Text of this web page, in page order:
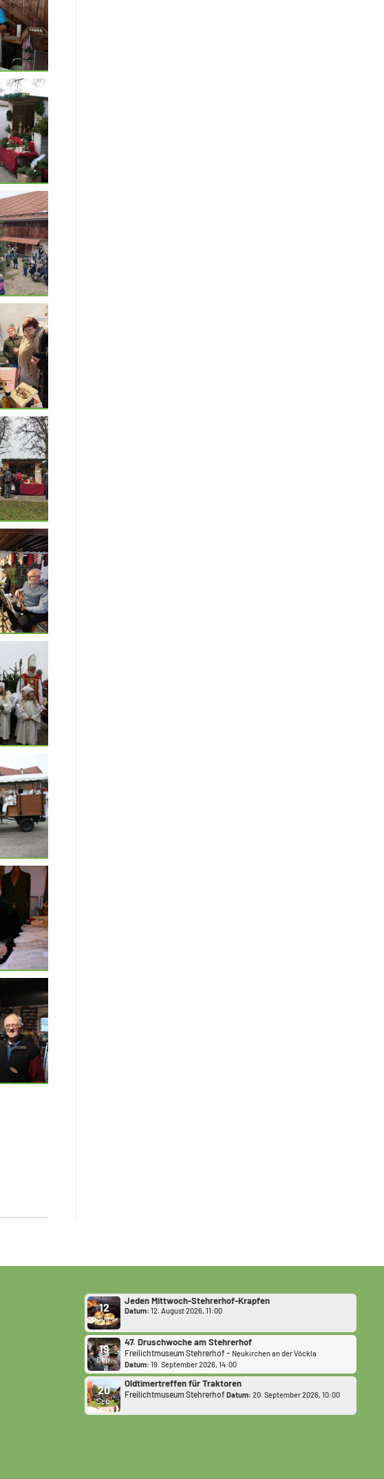
12
Aug.
Jeden Mittwoch-Stehrerhof-Krapfen
Datum: 12. August 2026, 11:00
19
Sep.
47. Druschwoche am Stehrerhof
Freilichtmuseum Stehrerhof - Neukirchen an der Vöckla
Datum: 19. September 2026, 14:00
20
Sep.
Oldtimertreffen für Traktoren
Freilichtmuseum Stehrerhof Datum: 20. September 2026, 10:00